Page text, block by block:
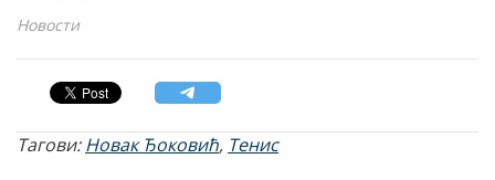
Новости
Тагови:Новак Ђоковић, Тенис